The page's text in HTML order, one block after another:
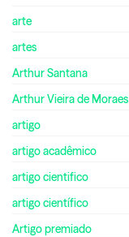
arte
artes
Arthur Santana
Arthur Vieira de Moraes
artigo
artigo acadêmico
artigo cientifico
artigo científico
Artigo premiado